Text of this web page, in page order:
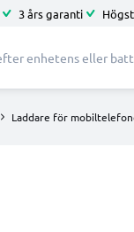
3 års garanti
Laddare för